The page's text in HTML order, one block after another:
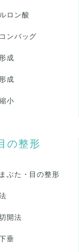
ロン酸
ンバッグ
成
成
小
の整形
ぶた・目の整形
開法
垂